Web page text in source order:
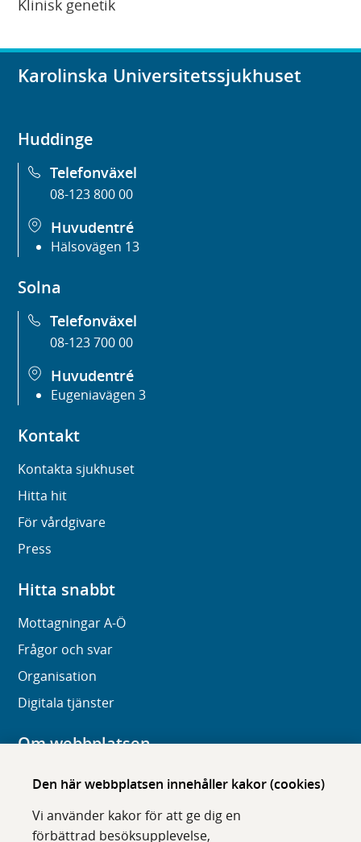
Den här webbplatsen innehåller kakor (cookies)
Vi använder kakor för att ge dig en
förbättrad besöksupplevelse,
Klinisk genetik
Karolinska Universitetssjukhuset
Huddinge
Telefonväxel
08-123 800 00
Huvudentré
Hälsovägen 13
Solna
Telefonväxel
08-123 700 00
Huvudentré
Eugeniavägen 3
Kontakt
Kontakta sjukhuset
Hitta hit
För vårdgivare
Press
Hitta snabbt
Mottagningar A-Ö
Frågor och svar
Organisation
Digitala tjänster
Om webbplatsen
Om karolinska.se
Tillgänglighet